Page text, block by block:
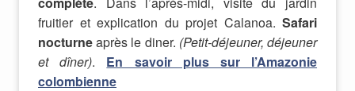
fruitier et explication du projet Calanoa. Safari
nocturneaprès le diner. (Petit-déjeuner, déjeuner
et dîner). En savoir plus sur l’Amazonie
colombienne